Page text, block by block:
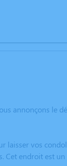
annonçons le
laisser vos
Cet endroit est